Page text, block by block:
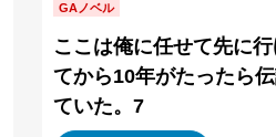
GAノベル
ここは俺に任せて先に
てから10年がたったら
ていた。7